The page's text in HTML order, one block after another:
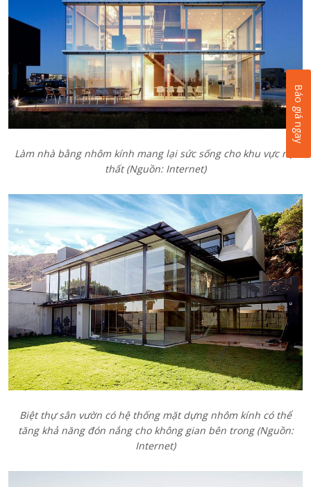
Làm nhà bằng nhôm kính mang lại sức sống cho khu vực nội
thất (Nguồn: Internet)
Biệt thự sân vườn có hệ thống mặt dựng nhôm kính có thể
tăng khả năng đón nắng cho không gian bên trong (Nguồn:
Internet)
Báo giá ngay